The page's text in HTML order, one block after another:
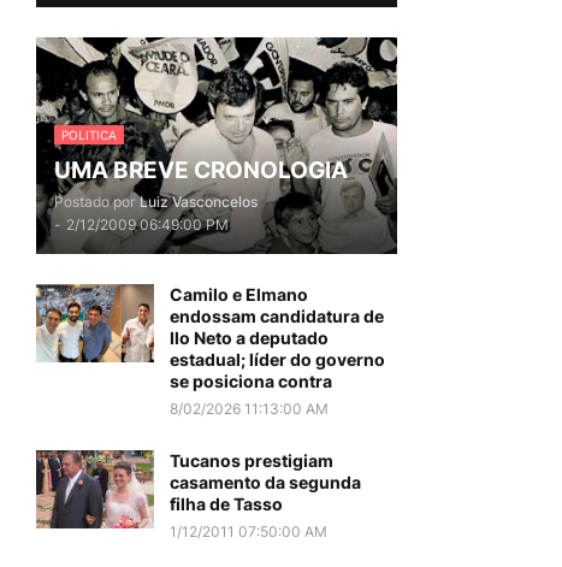
POLITICA
UMA BREVE CRONOLOGIA
Postado por Luiz Vasconcelos
- 2/12/2009 06:49:00 PM
Camilo e Elmano
endossam candidatura de
Ilo Neto a deputado
estadual; líder do governo
se posiciona contra
8/02/2026 11:13:00 AM
Tucanos prestigiam
casamento da segunda
filha de Tasso
1/12/2011 07:50:00 AM